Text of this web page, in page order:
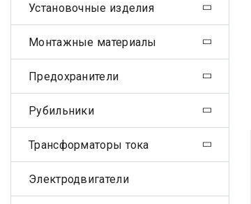
Установочные изделия
Монтажные материалы
Предохранители
Рубильники
Трансформаторы тока
Электродвигатели